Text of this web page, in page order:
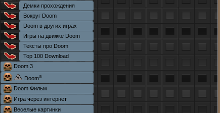
Демки прохождения
Вокруг Doom
Doom в других играх
Игры на движке Doom
Тексты про Doom
Top 100 Download
Doom 3
Doom®
Doom Фильм
Игра через интернет
Веселые картинки